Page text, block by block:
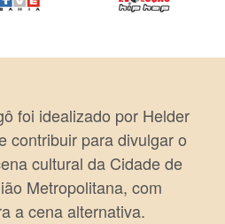
foi idealizado por Helder
contribuir para divulgar o
cultural da Cidade de
Metropolitana, com
a cena alternativa.